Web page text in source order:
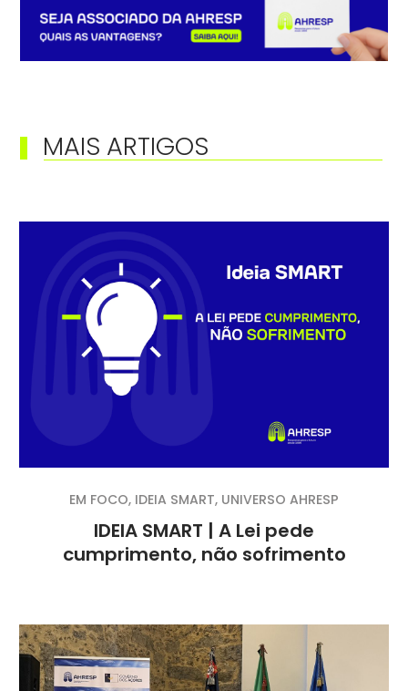
MAIS ARTIGOS
IDEIA SMART | A Lei pede
cumprimento, não sofrimento
EM FOCO, IDEIA SMART, UNIVERSO AHRESP